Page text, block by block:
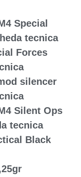
Special
tecnica
Forces
silencer
Silent Ops
tecnica
Black